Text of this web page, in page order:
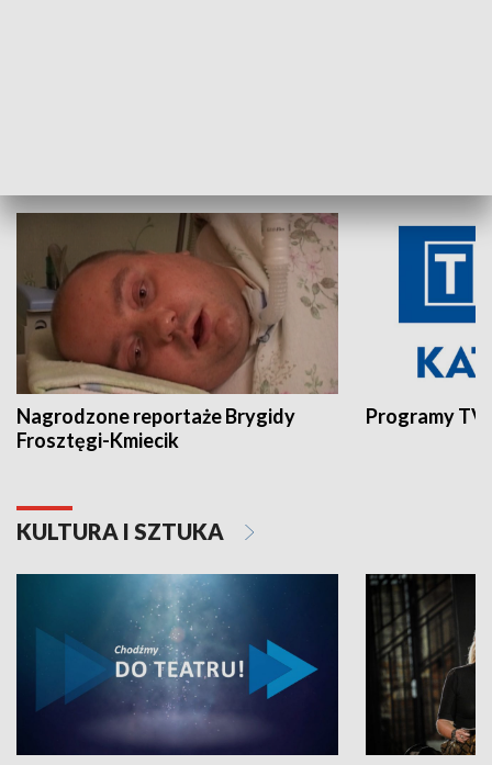
Nagrodzone reportaże Brygidy
Frosztęgi-Kmiecik
Programy
KULTURA I SZTUKA